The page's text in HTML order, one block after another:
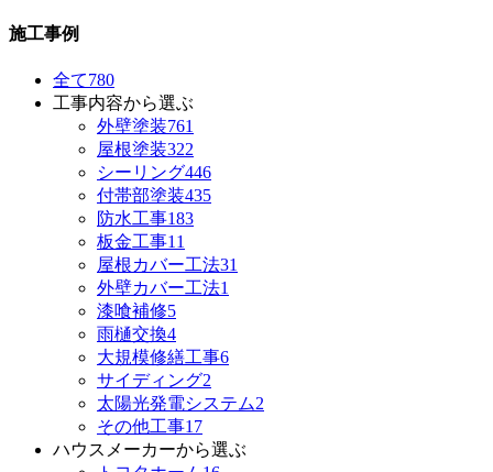
施工事例
全て780
工事内容から選ぶ
外壁塗装761
屋根塗装322
シーリング446
付帯部塗装435
防水工事183
板金工事11
屋根カバー工法31
外壁カバー工法1
漆喰補修5
雨樋交換4
大規模修繕工事6
サイディング2
太陽光発電システム2
その他工事17
ハウスメーカーから選ぶ